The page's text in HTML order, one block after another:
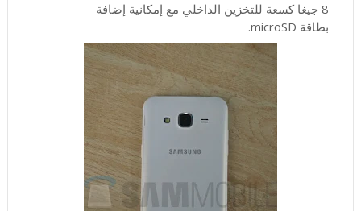
8 جيغا كسعة للتخزين الداخلي مع إمكانية إضافة
بطاقة microSD.